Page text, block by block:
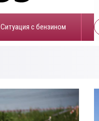
​Ситуация с бензином